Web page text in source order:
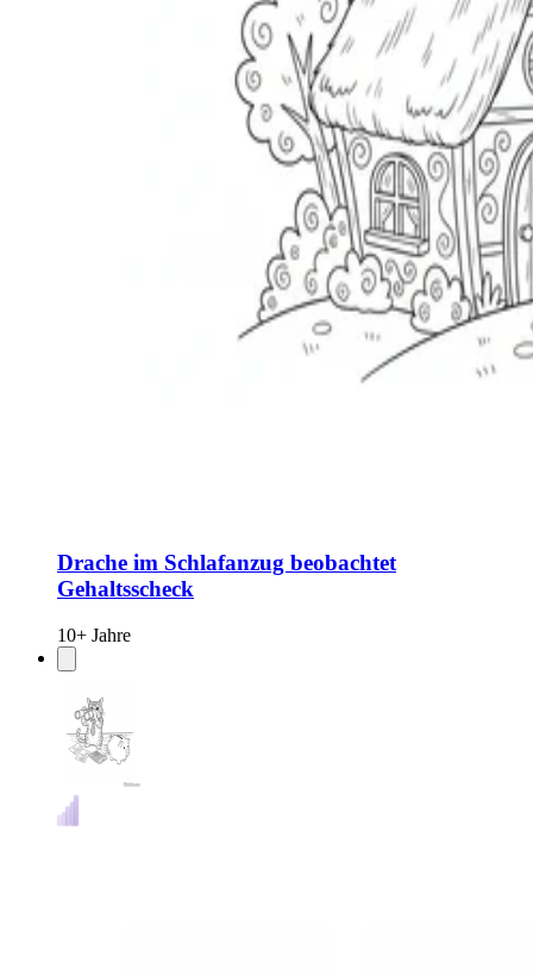
Drache im Schlafanzug beobachtet
Gehaltsscheck
10+ Jahre